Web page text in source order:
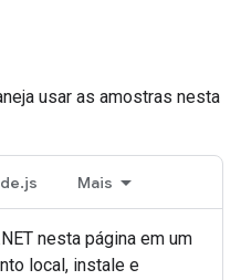
usar as amostras nesta
Mais
nesta página em um
local, instale e